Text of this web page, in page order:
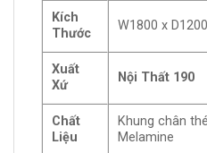
Kích
Thước
W1800 x
Xuất
Xứ
Nội Thất 190
Chất
Liệu
Khung chân
Melamine